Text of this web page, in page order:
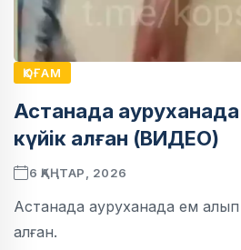
ҚОҒАМ
Астанада
күйік алған (ВИДЕО)
6 ҚАҢТАР, 2026
Астанада ауруханада ем алып
алған.